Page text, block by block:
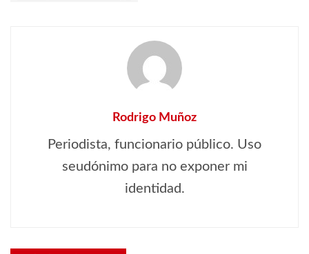
Rodrigo Muñoz
Periodista, funcionario público. Uso
seudónimo para no exponer mi
identidad.